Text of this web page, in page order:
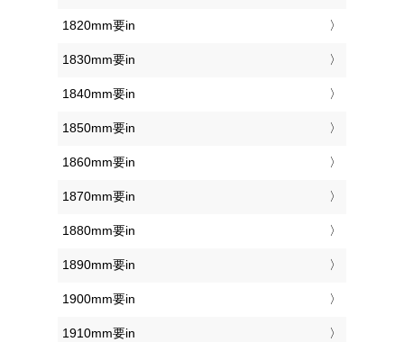
1820mm要in
1830mm要in
1840mm要in
1850mm要in
1860mm要in
1870mm要in
1880mm要in
1890mm要in
1900mm要in
1910mm要in